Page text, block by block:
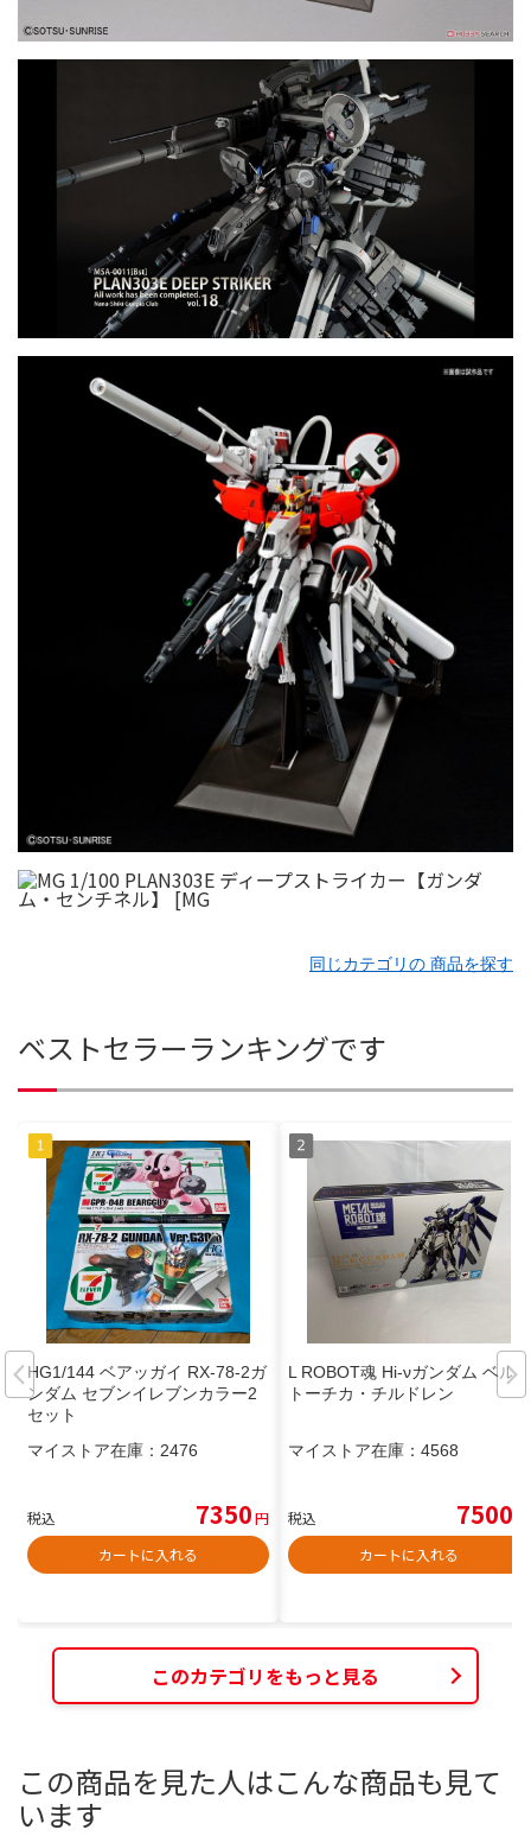
同じカテゴリの 商品を探す
ベストセラーランキングです
HG1/144 ベアッガイ RX-78-2ガ
ンダム セブンイレブンカラー2
セット
マイストア在庫： 2476
税込 7350円
カートに入れる
L ROBOT魂 Hi-νガンダム ベル
トーチカ・チルドレン
マイストア在庫： 4568
税込 7500
カートに入れる
このカテゴリをもっと見る
この商品を見た人はこんな商品も見て
います